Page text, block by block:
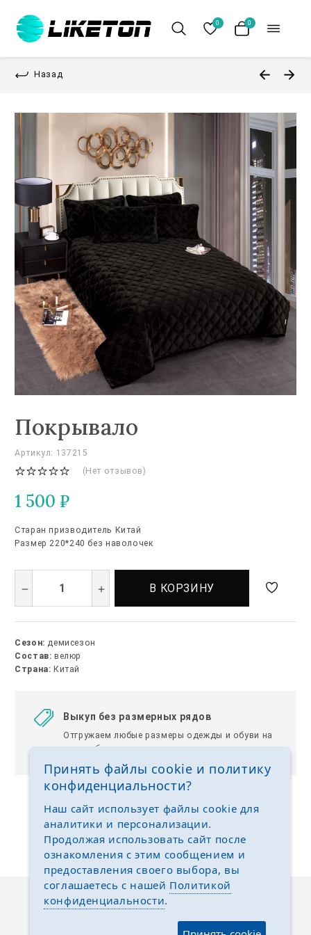
0 0
Назад
Покрывало
Артикул: 137215
(Нет отзывов)
1 500 ₽
Старан призводитель Китай
Размер 220*240 без наволочек
В КОРЗИНУ
Сезон: демисезон
Состав: велюр
Страна: Китай
Выкуп без размерных рядов
Отгружаем любые размеры одежды и обуви на
ваш выбор
Описание Отзывы
Принять файлы cookie и политику
конфиденциальности?
Наш сайт использует файлы cookie для
аналитики и персонализации.
Продолжая использовать сайт после
ознакомления с этим сообщением и
предоставления своего выбора, вы
соглашаетесь с нашей Политикой
конфиденциальности.